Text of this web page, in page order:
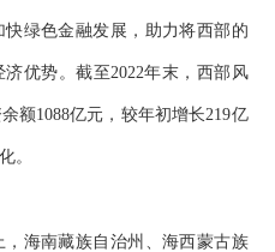
绿色金融发展，助力将西部的
优势。截至2022年末，西部风
额1088亿元，较年初增长219亿
。
海南藏族自治州、海西蒙古族